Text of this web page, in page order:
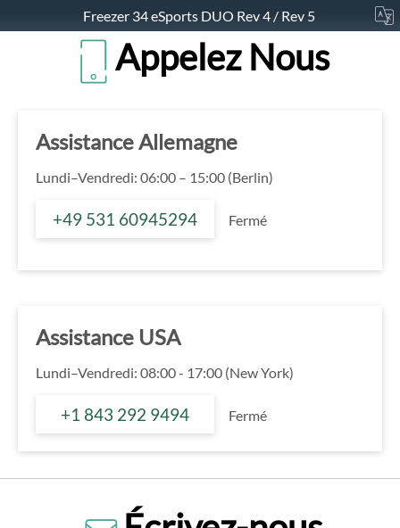
Freezer 34 eSports DUO Rev 4 / Rev 5
Appelez Nous
Assistance Allemagne
Lundi–Vendredi: 06:00 – 15:00 (Berlin)
+49 531 60945294 Fermé
Assistance USA
Lundi–Vendredi: 08:00 - 17:00 (New York)
+1 843 292 9494 Fermé